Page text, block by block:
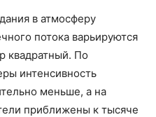
в атмосферу
потока варьируются
квадратный. По
интенсивность
меньше, а на
приближены к тысяче